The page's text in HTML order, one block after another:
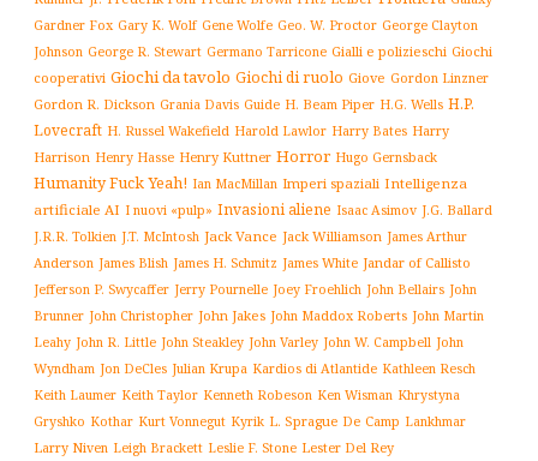
Gardner Fox Gary K. Wolf Gene Wolfe Geo. W. Proctor George Clayton
Johnson George R. Stewart Germano Tarricone Gialli e polizieschi Giochi
cooperativi Giochi da tavolo Giochi di ruolo Giove Gordon Linzner
Gordon R. Dickson Grania Davis Guide H. Beam Piper H.G. Wells H.P.
Lovecraft H. Russel Wakefield Harold Lawlor Harry Bates Harry
Harrison Henry Hasse Henry Kuttner Horror Hugo Gernsback
Humanity Fuck Yeah! Ian MacMillan Imperi spaziali Intelligenza
artificiale AI I nuovi «pulp» Invasioni aliene Isaac Asimov J.G. Ballard
J.R.R. Tolkien J.T. McIntosh Jack Vance Jack Williamson James Arthur
Anderson James Blish James H. Schmitz James White Jandar of Callisto
Jefferson P. Swycaffer Jerry Pournelle Joey Froehlich John Bellairs John
Brunner John Christopher John Jakes John Maddox Roberts John Martin
Leahy John R. Little John Steakley John Varley John W. Campbell John
Wyndham Jon DeCles Julian Krupa Kardios di Atlantide Kathleen Resch
Keith Laumer Keith Taylor Kenneth Robeson Ken Wisman Khrystyna
Gryshko Kothar Kurt Vonnegut Kyrik L. Sprague De Camp Lankhmar
Larry Niven Leigh Brackett Leslie F. Stone Lester Del Rey